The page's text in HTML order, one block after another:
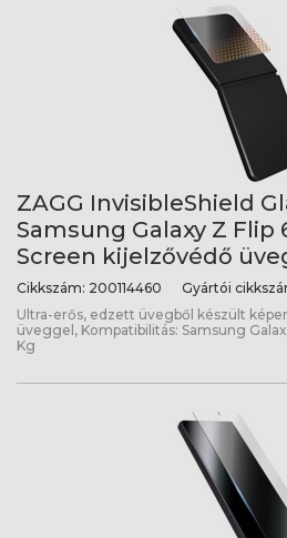
ZAGG InvisibleShield
Samsung Galaxy Z Flip
Screen kijelzővédő
Cikkszám: 200114460 Gyártói
Ultra-erős, edzett üvegből készült
üveggel, Kompatibilitás: Samsung
Kg